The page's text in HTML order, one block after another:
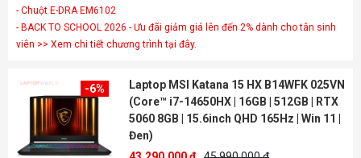
- Chuột E-DRA EM6102
- BACK TO SCHOOL 2026 - Ưu đãi giảm giá lên đến 2% dành cho tân sinh
viên >> Xem chi tiết chương trình tại đây.
-6%
Laptop MSI Katana 15 HX B14WFK 025VN
(Core™ i7-14650HX | 16GB | 512GB | RTX
5060 8GB | 15.6inch QHD 165Hz | Win 11 |
Đen)